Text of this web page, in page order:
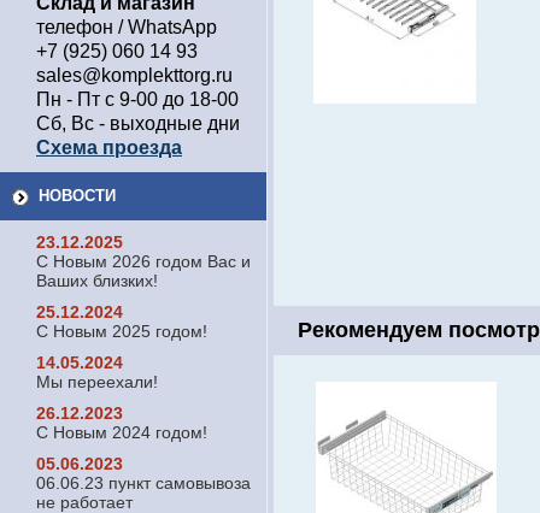
телефон / WhatsApp
+7 (925) 060 14 93
sales@komplekttorg.ru
Пн - Пт с 9-00 до 18-00
Сб, Вс - выходные дни
Схема проезда
НОВОСТИ
23.12.2025
С Новым 2026 годом Вас и
Ваших близких!
25.12.2024
С Новым 2025 годом!
14.05.2024
Мы переехали!
26.12.2023
С Новым 2024 годом!
05.06.2023
06.06.23 пункт самовывоза
не работает
Рекомендуем